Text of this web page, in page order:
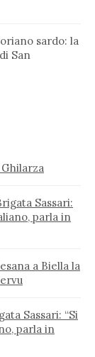
sardo: la
San
Sassari:
parla in
a Biella la
Sassari: “Si
parla in